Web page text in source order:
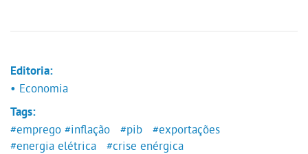
Editoria:
• Economia
Tags:
#emprego #inflação #pib
#exportações
#energia elétrica
#crise enérgica